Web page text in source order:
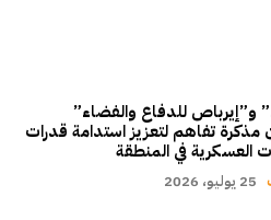
و”إيرباص للدفاع والفضاء”
مذكرة تفاهم لتعزيز استدامة قدرات
العسكرية في المنطقة
25 يوليو، 2026